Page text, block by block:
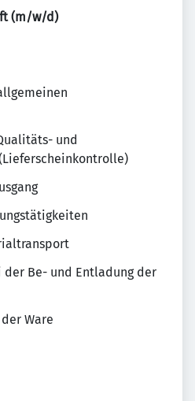
(m/w/d)
und
der Be- und Entladung der
Ware